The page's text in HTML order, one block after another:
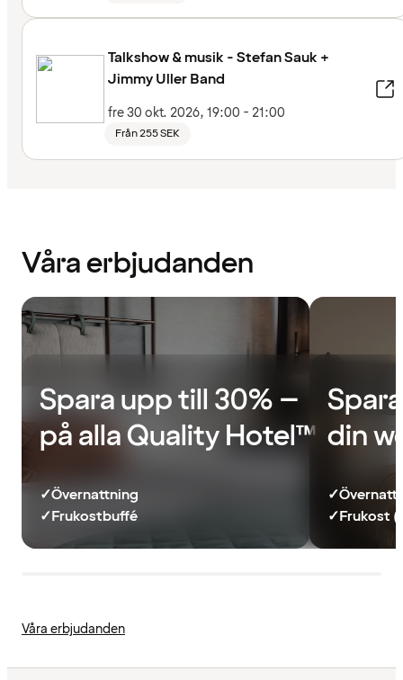
Talkshow & musik - Stefan Sauk +
Jimmy Uller Band
fre 30 okt. 2026, 19:00 - 21:00
Från 255 SEK
Våra erbjudanden
Spara upp till 30% –
på alla Quality Hotel™
✓Övernattning
✓Frukostbuffé
din
✓
✓Frukost
Våra erbjudanden